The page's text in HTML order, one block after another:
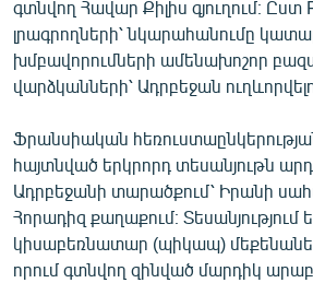
գտնվող Հավար Քիլիս գյուղում։ Ըստ
լրագրողների՝ նկարահանումը
խմբավորումների ամենախոշոր
վարձկանների՝ Ադրբեջան
Ֆրանսիական
հայտնված երկրորդ տեսանյութն
Ադրբեջանի տարածքում՝ Իրանի
Հորադիզ քաղաքում։ Տեսանյությում
կիսաբեռնատար (պիկապ)
որում գտնվող զինված մարդիկ